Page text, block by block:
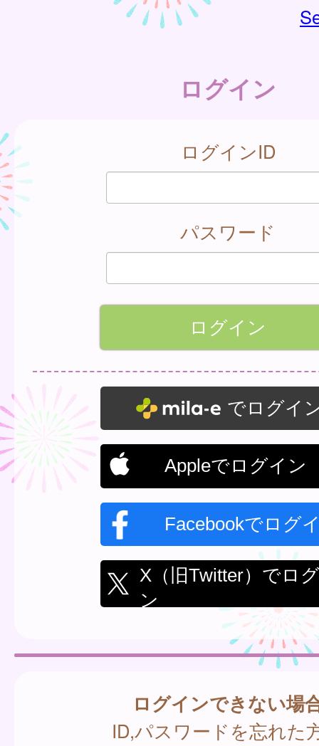
ログイン
ログインID
パスワード
でログイ
Appleでログイン
Facebookでログ
X（旧Twitter）でロ
ン
ログインできない場
ID,パスワードを忘れた